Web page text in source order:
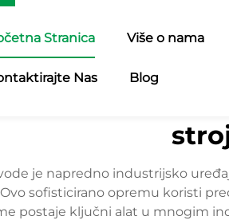
Stranica Više o nama
Nas Blog
je napredno industrijsko
Ovo sofisticirano opremu koristi
postaje ključni alat u mnogim